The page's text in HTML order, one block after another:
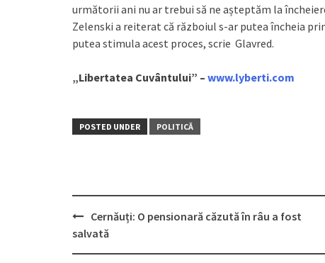
următorii ani nu ar trebui să ne așteptăm la
Zelenski a reiterat că războiul s-ar putea încheia
putea stimula acest proces, scrie Glavred.
„Libertatea Cuvântului” – www.lyberti.com
POSTED UNDER POLITICĂ
Post
navigation
Cernăuți: O pensionară căzută în râu a fost
salvată